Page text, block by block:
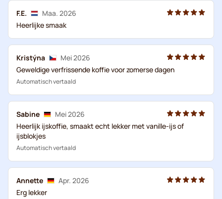
F.E.
Maa. 2026
Heerlijke smaak
Kristýna
Mei 2026
Geweldige verfrissende koffie voor zomerse dagen
Automatisch vertaald
Sabine
Mei 2026
Heerlijk ijskoffie, smaakt echt lekker met vanille-ijs of
ijsblokjes
Automatisch vertaald
Annette
Apr. 2026
Erg lekker